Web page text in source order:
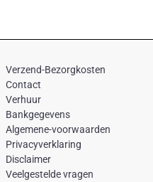
Verzend-Bezorgkosten
Contact
Verhuur
Bankgegevens
Algemene-voorwaarden
Privacyverklaring
Disclaimer
Veelgestelde vragen